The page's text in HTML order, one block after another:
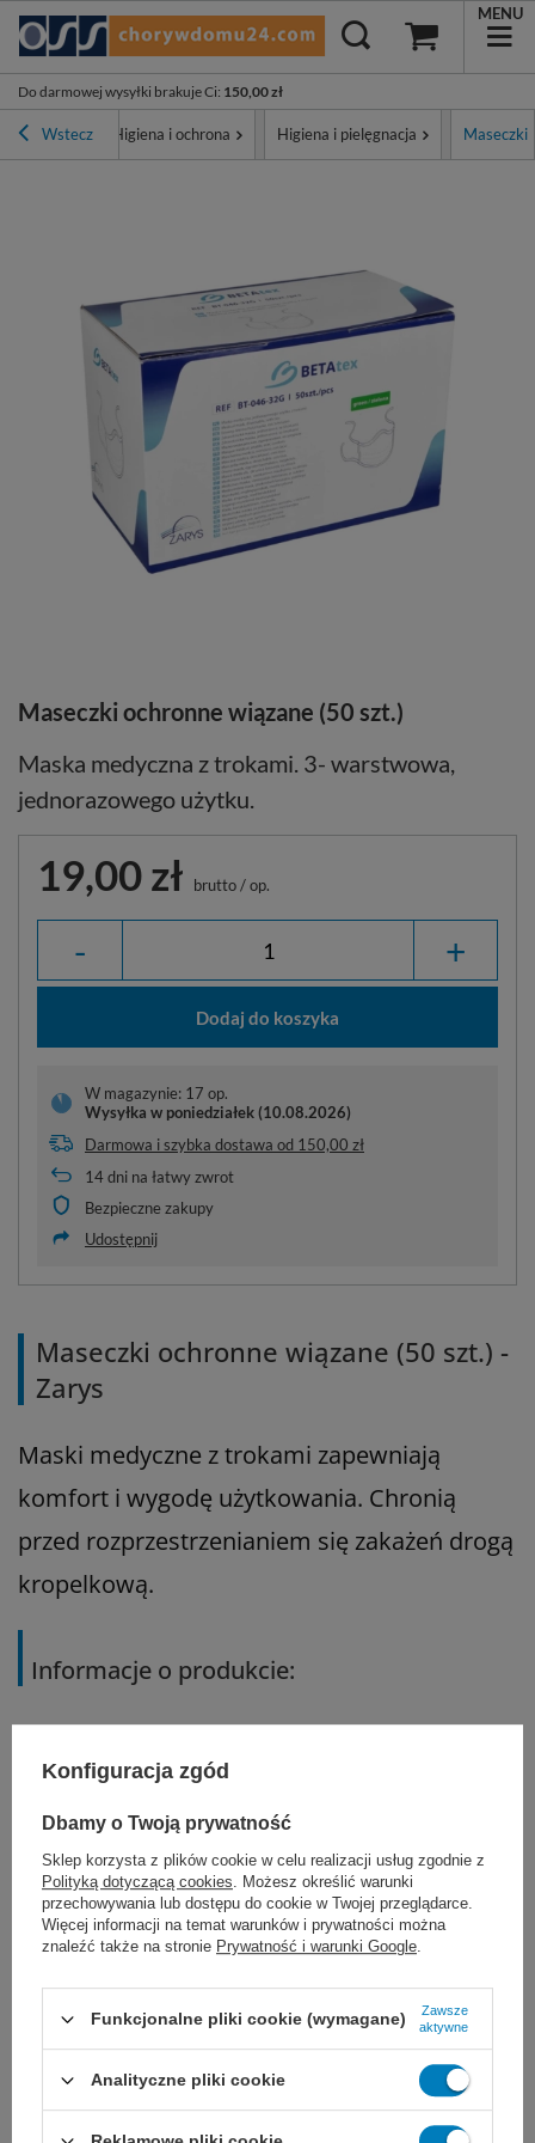
Do darmowej wysyłki brakuje Ci: 150,00 zł
MENU
Wstecz
główna Higiena i ochrona Higiena i pielęgnacja Maseczki
Maseczki ochronne wiązane (50 szt.)
Maska medyczna z trokami. 3- warstwowa,
jednorazowego użytku.
19,00 zł brutto/op.
- +
Dodaj do koszyka
W magazynie: 17 op.
Wysyłka w poniedziałek (10.08.2026)
Darmowa i szybka dostawa od 150,00 zł
14dni na łatwy zwrot
Bezpieczne zakupy
Udostępnij
Maseczki ochronne wiązane (50 szt.) -
Zarys
Maski medyczne z trokami zapewniają
komfort i wygodę użytkowania. Chronią
przed rozprzestrzenianiem się zakażeń drogą
kropelkową.
Informacje o produkcie:
jednorazowe
3 warstwy
filtracja bakteryjnaBFE ≥ 98%
wymiary: 175 x 95 mm
troki 40 cm
kolor zielony
Konfiguracja zgód
Dbamy o Twoją prywatność
Sklep korzysta z plików cookie w celu realizacji usług zgodnie z
Polityką dotyczącą cookies. Możesz określić warunki
przechowywania lub dostępu do cookie w Twojej przeglądarce.
Więcej informacji na temat warunków i prywatności można
znaleźć także na stronie Prywatność i warunki Google.
Funkcjonalne pliki cookie (wymagane)
Zawsze
aktywne
Analityczne pliki cookie